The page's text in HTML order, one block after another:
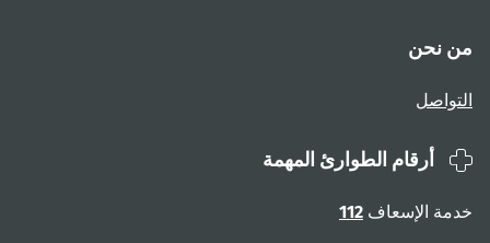
من نحن
التواصل
أرقام الطوارئ المهمة
خدمة الإسعاف 112